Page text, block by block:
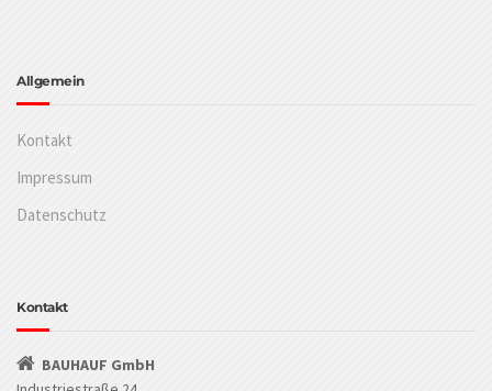
Allgemein
Kontakt
Impressum
Datenschutz
Kontakt
BAUHAUF GmbH